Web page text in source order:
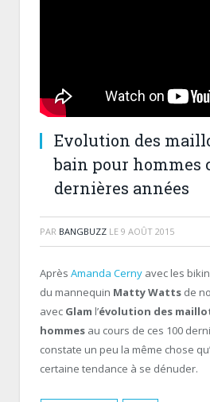
Evolution des
bain pour hommes
dernières années
PAR BANGBUZZ LE 9 AOÛT 2015
Après Amanda Cerny avec les
du mannequin Matty Watts de
avec Glam l’évolution des
hommes au cours de ces 100
constate un peu la même chose
certaine tendance à se dénuder.